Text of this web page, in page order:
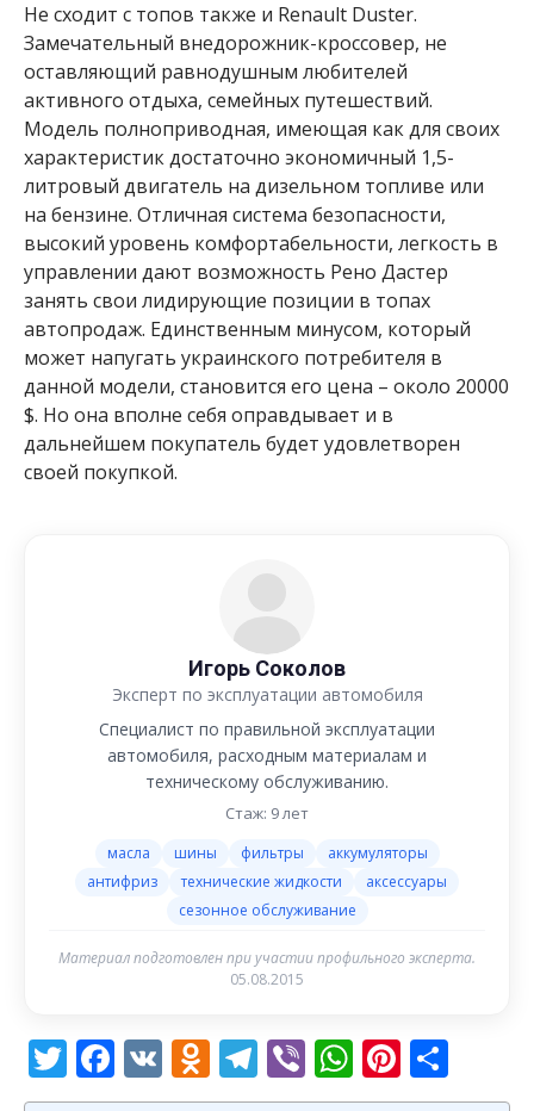
Не сходит с топов также и Renault Duster.
Замечательный внедорожник-кроссовер, не
оставляющий равнодушным любителей
активного отдыха, семейных путешествий.
Модель полноприводная, имеющая как для своих
характеристик достаточно экономичный 1,5-
литровый двигатель на дизельном топливе или
на бензине. Отличная система безопасности,
высокий уровень комфортабельности, легкость в
управлении дают возможность Рено Дастер
занять свои лидирующие позиции в топах
автопродаж. Единственным минусом, который
может напугать украинского потребителя в
данной модели, становится его цена – около 20000
$. Но она вполне себя оправдывает и в
дальнейшем покупатель будет удовлетворен
своей покупкой.
Игорь Соколов
Эксперт по эксплуатации автомобиля
Специалист по правильной эксплуатации
автомобиля, расходным материалам и
техническому обслуживанию.
Стаж: 9 лет
масла шины фильтры
аккумуляторы
антифриз
технические жидкости
аксессуары
сезонное обслуживание
Материал подготовлен при участии профильного эксперта.
05.08.2015
Twitter
Facebook
VK Odnoklassniki
Telegram
Viber